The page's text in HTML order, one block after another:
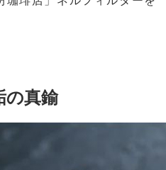
の真鍮